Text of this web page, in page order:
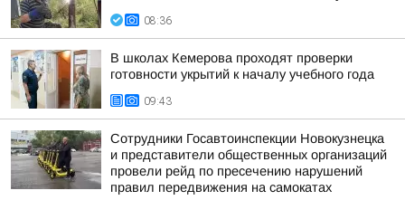
08:36
В школах Кемерова проходят проверки
готовности укрытий к началу учебного года
09:43
Сотрудники Госавтоинспекции Новокузнецка
и представители общественных организаций
провели рейд по пресечению нарушений
правил передвижения на самокатах